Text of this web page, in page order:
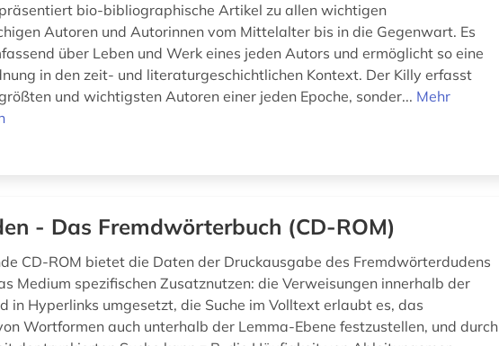
bio-bibliographische Artikel zu allen wichtigen
Autoren und Autorinnen vom Mittelalter bis in die Gegenwart. Es
über Leben und Werk eines jeden Autors und ermöglicht so eine
in den zeit- und literaturgeschichtlichen Kontext. Der Killy erfasst
und wichtigsten Autoren einer jeden Epoche, sonder... Mehr
- Das Fremdwörterbuch (CD-ROM)
CD-ROM bietet die Daten der Druckausgabe des Fremdwörterdudens
Medium spezifischen Zusatznutzen: die Verweisungen innerhalb der
in Hyperlinks umgesetzt, die Suche im Volltext erlaubt es, das
Wortformen auch unterhalb der Lemma-Ebene festzustellen, und durch